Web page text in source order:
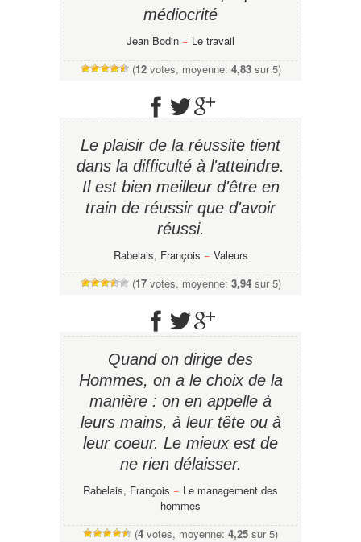
médiocrité
Jean Bodin − Le travail
(12votes, moyenne: 4,83sur 5)
Le plaisir de la réussite tient
dans la difficulté à l'atteindre.
Il est bien meilleur d'être en
train de réussir que d'avoir
réussi.
Rabelais, François − Valeurs
(17votes, moyenne: 3,94sur 5)
Quand on dirige des
Hommes, on a le choix de la
manière : on en appelle à
leurs mains, à leur tête ou à
leur coeur. Le mieux est de
ne rien délaisser.
Rabelais, François − Le management des
hommes
(4 votes, moyenne: 4,25 sur 5)